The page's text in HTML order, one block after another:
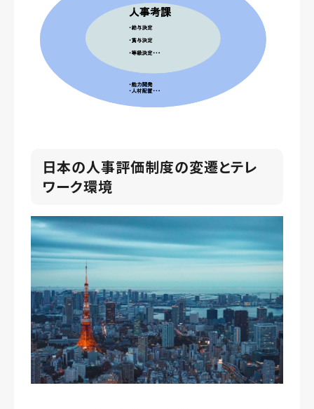
日本の人事評価制度の変遷とテレ
ワーク環境